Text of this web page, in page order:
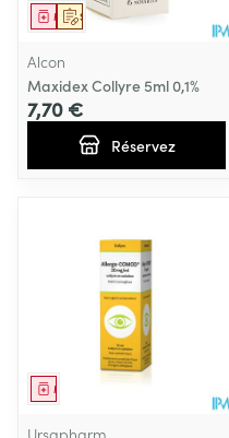
Sur prescription
Médicament
Alcon
Maxidex Collyre 5ml 0,1%
7,70 €
Réservez
Médicament
Ursapharm